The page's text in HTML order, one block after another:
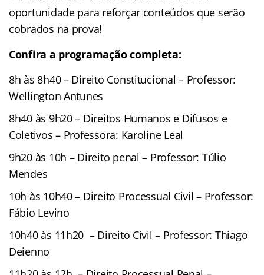
oportunidade para reforçar conteúdos que serão
cobrados na prova!
Confira a programação completa:
8h às 8h40 – Direito Constitucional – Professor:
Wellington Antunes
8h40 às 9h20 – Direitos Humanos e Difusos e
Coletivos – Professora: Karoline Leal
9h20 às 10h – Direito penal – Professor: Túlio
Mendes
10h às 10h40 – Direito Processual Civil – Professor:
Fábio Levino
10h40 às 11h20 – Direito Civil – Professor: Thiago
Deienno